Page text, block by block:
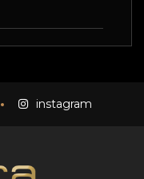
instagram